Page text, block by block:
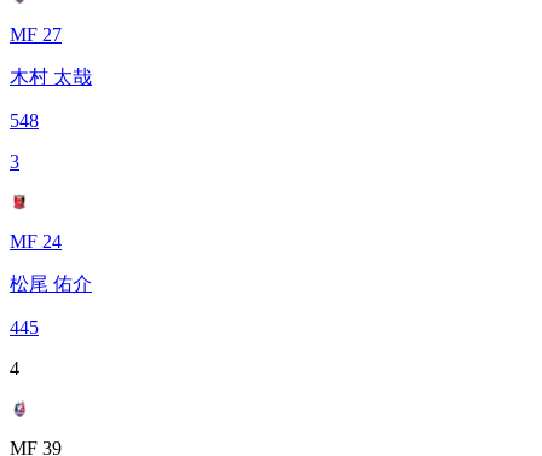
MF 27
木村 太哉
548
3
MF 24
松尾 佑介
445
4
MF 39